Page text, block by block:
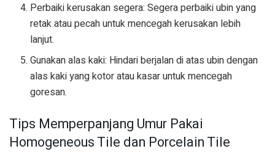
Perbaiki kerusakan segera: Segera perbaiki ubin yang
retak atau pecah untuk mencegah kerusakan lebih
lanjut.
Gunakan alas kaki: Hindari berjalan di atas ubin dengan
alas kaki yang kotor atau kasar untuk mencegah
goresan.
Tips Memperpanjang Umur Pakai
Homogeneous Tile dan Porcelain Tile